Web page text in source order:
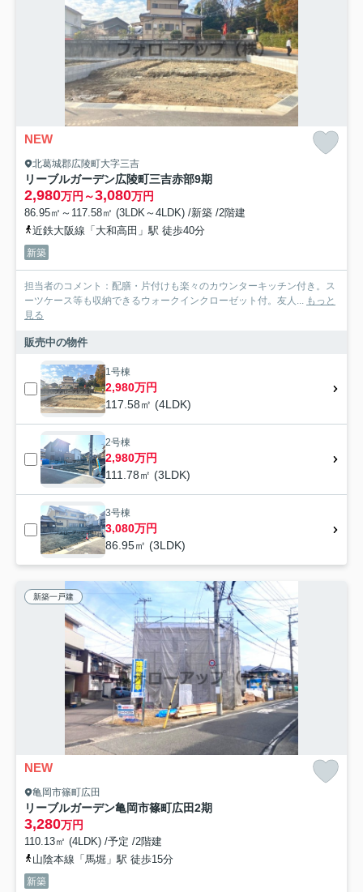
NEW
北葛城郡広陵町大字三吉
リーブルガーデン広陵町三吉赤部9期
2,980万円～3,080万円
86.95㎡～117.58㎡ (3LDK～4LDK) /新築 /2階建
近鉄大阪線「大和高田」駅 徒歩40分
新築
担当者のコメント：配膳・片付けも楽々のカウンターキッチン付き。ス
ーツケース等も収納できるウォークインクローゼット付。友人... もっと
見る
販売中の物件
1号棟
2,980万円
117.58㎡ (4LDK)
2号棟
2,980万円
111.78㎡ (3LDK)
3号棟
3,080万円
86.95㎡ (3LDK)
新築一戸建
NEW
亀岡市篠町広田
リーブルガーデン亀岡市篠町広田2期
3,280万円
110.13㎡ (4LDK) /予定 /2階建
山陰本線「馬堀」駅 徒歩15分
新築